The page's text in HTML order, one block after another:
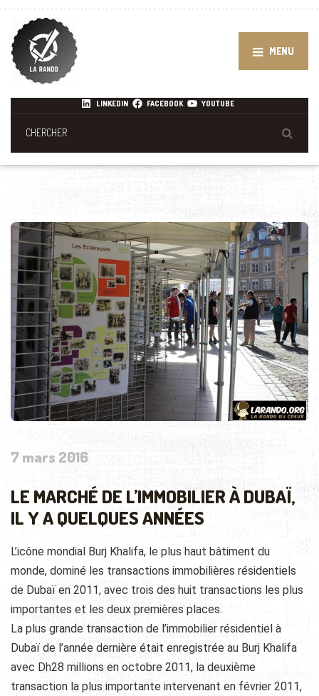
MENU
LINKEDIN FACEBOOK YOUTUBE
7 mars 2016
LE MARCHÉ DE L’IMMOBILIER À DUBAÏ,
IL Y A QUELQUES ANNÉES
L’icône mondial Burj Khalifa, le plus haut bâtiment du
monde, dominé les transactions immobilières résidentiels
de Dubaï en 2011, avec trois des huit transactions les plus
importantes et les deux premières places.
La plus grande transaction de l’immobilier résidentiel à
Dubaï de l’année dernière était enregistrée au Burj Khalifa
avec Dh28 millions en octobre 2011, la deuxième
transaction la plus importante intervenant en février 2011,